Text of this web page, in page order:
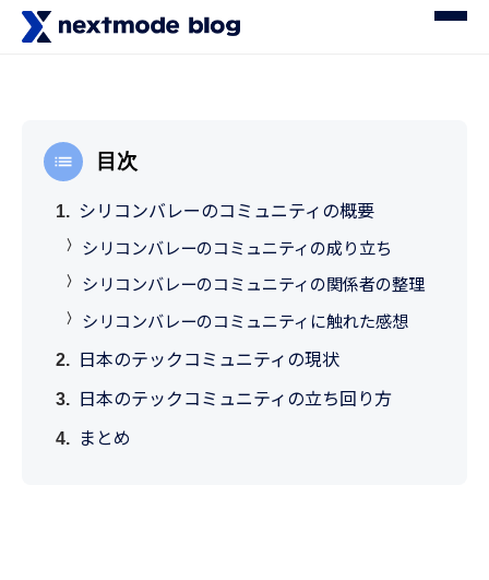
目次
シリコンバレーのコミュニティの概要
シリコンバレーのコミュニティの成り立ち
シリコンバレーのコミュニティの関係者の整理
シリコンバレーのコミュニティに触れた感想
日本のテックコミュニティの現状
日本のテックコミュニティの立ち回り方
まとめ